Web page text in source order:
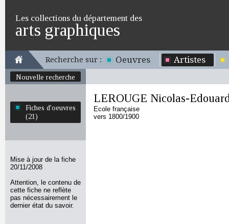
Les collections du département des
arts graphiques
Recherche sur : Oeuvres Artistes
Nouvelle recherche
Fiches d'oeuvres
(21)
Mise à jour de la fiche
20/11/2008
Attention, le contenu de
cette fiche ne reflète
pas nécessairement le
dernier état du savoir.
LEROUGE Nicolas-
Ecole française
vers 1800/1900